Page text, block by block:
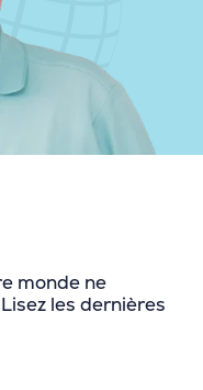
monde ne
les dernières